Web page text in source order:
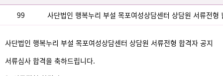
99 사단법인 행복누리 부설 목포여성상담센터 상담원 서류전형
사단법인 행복누리 부설 목포여성상담센터 상담원 서류전형 합격자 공지
서류심사 합격을 축하드립니다.